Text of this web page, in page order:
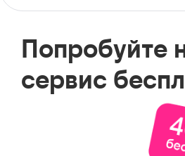
Попробуйте
сервис